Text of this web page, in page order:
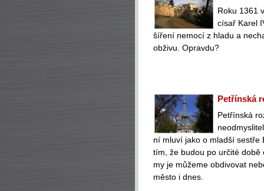
Roku 1361
císař Karel
šíření nemocí z hladu a
obživu. Opravdu?
Petřínská
Petřínská
ní mluví jako o mladší sestře
tím, že budou po určité době
my je můžeme obdivovat
město i dnes.